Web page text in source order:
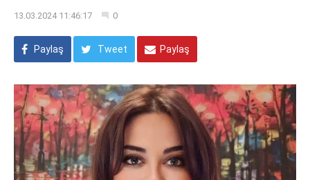
13.03.2024 11:46:17 0
Paylaş Tweet Paylaş